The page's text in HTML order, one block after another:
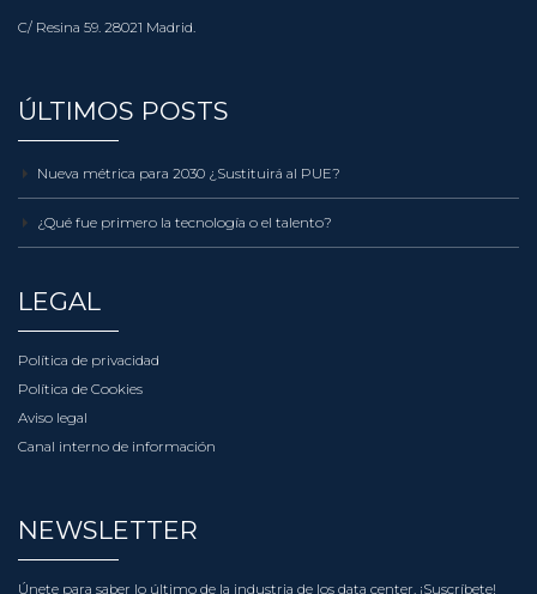
C/ Resina 59. 28021 Madrid.
ÚLTIMOS POSTS
Nueva métrica para 2030 ¿Sustituirá al PUE?
¿Qué fue primero la tecnología o el talento?
LEGAL
Política de privacidad
Política de Cookies
Aviso legal
Canal interno de información
NEWSLETTER
Únete para saber lo último de la industria de los data center. ¡Suscríbete!